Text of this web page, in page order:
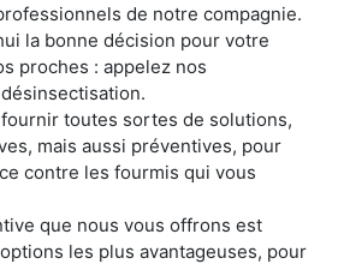
de notre compagnie.
la bonne décision pour votre
proches : appelez nos
toutes sortes de solutions,
mais aussi préventives, pour
contre les fourmis qui vous
que nous vous offrons est
les plus avantageuses, pour